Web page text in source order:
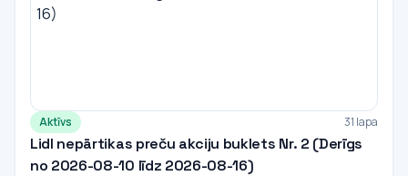
Aktīvs 31 lapa
Lidl nepārtikas preču akciju buklets Nr. 2 (Derīgs
no 2026-08-10 līdz 2026-08-16)